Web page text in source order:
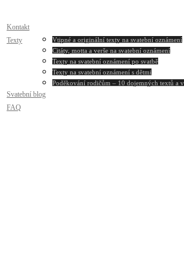
Kontakt
Texty
Vtipné a originální texty na svatební oznámení
Citáty, motta a verše na svatební oznámení
Texty na svatební oznámení po svatbě
Texty na svatební oznámení s dětmi
Poděkování rodičům – 10 dojemných textů a
Svatební blog
FAQ